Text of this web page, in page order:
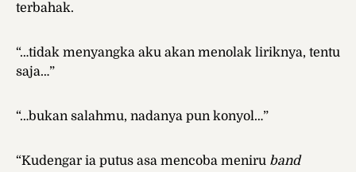
terbahak.
“…tidak menyangka aku akan menolak liriknya, tentu
saja…”
“…bukan salahmu, nadanya pun konyol…”
“Kudengar ia putus asa mencoba meniru band